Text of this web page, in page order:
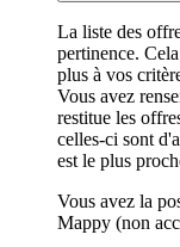
La liste des
pertinence.
plus à vos
Vous avez
restitue les
celles-ci sont
est le plus
Vous avez la
Mappy (non